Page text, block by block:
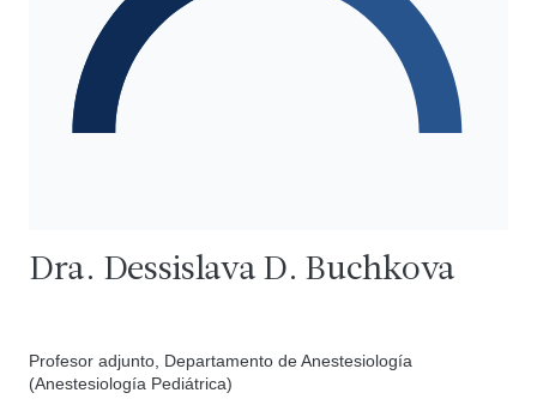
Dra. Dessislava D. Buchkova
Profesor adjunto, Departamento de Anestesiología
(Anestesiología Pediátrica)